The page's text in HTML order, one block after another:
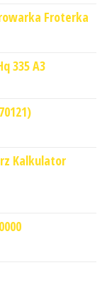
Froterka
335 A3
Kalkulator